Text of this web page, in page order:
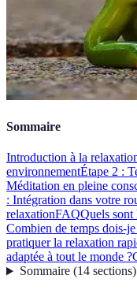
Sommaire
Introduction à la
environnementÉtape 2 :
Méditation en pleine
: Intégration dans votre
relaxationFAQQuels sont
Combien de temps dois-
pratiquer la relaxation
adaptée à tout le monde ?
Sommaire(14 sections)